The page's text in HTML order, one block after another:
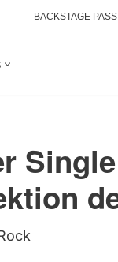
BACKSTAGE PASS
Single